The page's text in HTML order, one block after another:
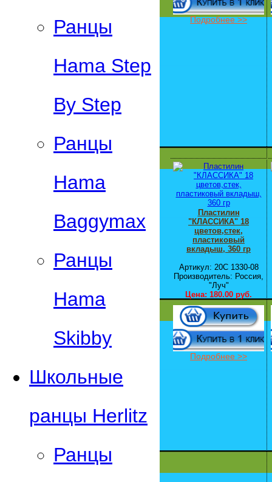
Ранцы
Hama Step
By Step
Ранцы
Hama
Baggymax
Ранцы
Hama
Skibby
Школьные
ранцы Herlitz
Ранцы
Подробнее >>
Пластилин
"КЛАССИКА" 18
цветов,стек,
пластиковый
вкладыш, 360 гр
Артикул: 20C 1330-08
Производитель: Россия,
"Луч"
Цена: 180.00 руб.
Подробнее >>